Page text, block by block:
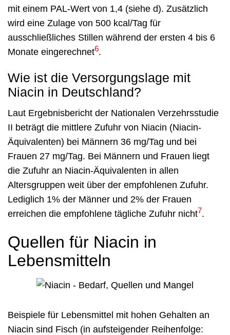
mit einem PAL-Wert von 1,4 (siehe d). Zusätzlich
wird eine Zulage von 500 kcal/Tag für
ausschließliches Stillen während der ersten 4 bis 6
Monate eingerechnet6.
Wie ist die Versorgungslage mit
Niacin in Deutschland?
Laut Ergebnisbericht der Nationalen Verzehrsstudie
II beträgt die mittlere Zufuhr von Niacin (Niacin-
Äquivalenten) bei Männern 36 mg/Tag und bei
Frauen 27 mg/Tag. Bei Männern und Frauen liegt
die Zufuhr an Niacin-Äquivalenten in allen
Altersgruppen weit über der empfohlenen Zufuhr.
Lediglich 1% der Männer und 2% der Frauen
erreichen die empfohlene tägliche Zufuhr nicht7.
Quellen für Niacin in
Lebensmitteln
Beispiele für Lebensmittel mit hohen Gehalten an
Niacin sind Fisch (in aufsteigender Reihenfolge: